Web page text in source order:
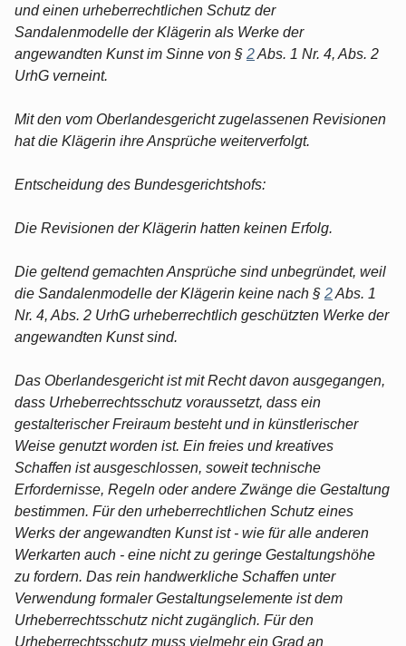
und einen urheberrechtlichen Schutz der
Sandalenmodelle der Klägerin als Werke der
angewandten Kunst im Sinne von § 2Abs. 1 Nr. 4, Abs. 2
UrhG verneint.
Mit den vom Oberlandesgericht zugelassenen Revisionen
hat die Klägerin ihre Ansprüche weiterverfolgt.
Entscheidung des Bundesgerichtshofs:
Die Revisionen der Klägerin hatten keinen Erfolg.
Die geltend gemachten Ansprüche sind unbegründet, weil
die Sandalenmodelle der Klägerin keine nach § 2Abs. 1
Nr. 4, Abs. 2 UrhG urheberrechtlich geschützten Werke der
angewandten Kunst sind.
Das Oberlandesgericht ist mit Recht davon ausgegangen,
dass Urheberrechtsschutz voraussetzt, dass ein
gestalterischer Freiraum besteht und in künstlerischer
Weise genutzt worden ist. Ein freies und kreatives
Schaffen ist ausgeschlossen, soweit technische
Erfordernisse, Regeln oder andere Zwänge die Gestaltung
bestimmen. Für den urheberrechtlichen Schutz eines
Werks der angewandten Kunst ist - wie für alle anderen
Werkarten auch - eine nicht zu geringe Gestaltungshöhe
zu fordern. Das rein handwerkliche Schaffen unter
Verwendung formaler Gestaltungselemente ist dem
Urheberrechtsschutz nicht zugänglich. Für den
Urheberrechtsschutz muss vielmehr ein Grad an